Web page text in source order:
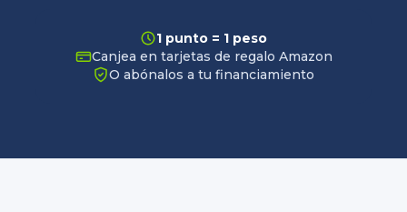
1 punto = 1 peso
Canjea en tarjetas de regalo Amazon
O abónalos a tu financiamiento